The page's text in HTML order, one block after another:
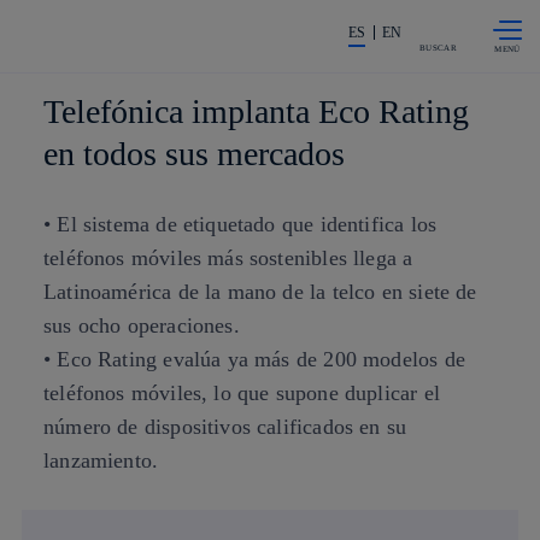
La acción en accionistas e
ES EN
BUSCAR
Telefónica implanta Eco Rating
en todos sus mercados
• El sistema de etiquetado que identifica los
teléfonos móviles más sostenibles llega a
Latinoamérica de la mano de la telco en siete de
sus ocho operaciones.
• Eco Rating evalúa ya más de 200 modelos de
teléfonos móviles, lo que supone duplicar el
número de dispositivos calificados en su
lanzamiento.